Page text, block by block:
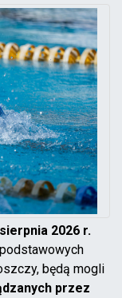
2026 r.
będą mogli
przez